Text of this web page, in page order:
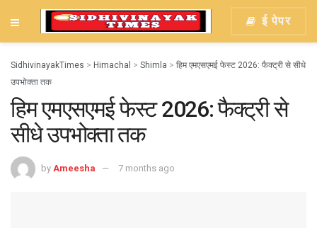
ई पेपर
SidhivinayakTimes > Himachal > Shimla > हिम एमएसएमई फेस्ट 2026: फैक्ट्री से सीधे
उपभोक्ता तक
हिम एमएसएमई फेस्ट 2026: फैक्ट्री से
सीधे उपभोक्ता तक
by Ameesha 7 months ago